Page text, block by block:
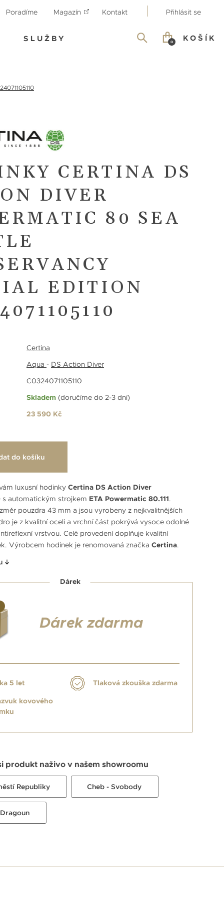
Poradíme Magazín Kontakt Přihlásit se
SLUŽBY KOŠÍK
0
CERTINA DS
DIVER
80 SEA
EDITION
Certina
Aqua - DS Action Diver
C0324071105110
Skladem (doručíme do 2-3 dní)
23 590 Kč
do košíku
luxusní hodinky Certina DS Action Diver
s automatickým strojkem ETA Powermatic 80.111.
pouzdra 43 mm a jsou vyrobeny z nejkvalitnějších
je z kvalitní oceli a vrchní část pokrývá vysoce odolné
vrstvou. Celé provedení doplňuje kvalitní
Výrobcem hodinek je renomovaná značka Certina.
Dárek
Dárek zdarma
5 let
Tlaková zkouška zdarma
kovového
produkt naživo v našem showroomu
Republiky Cheb - Svobody